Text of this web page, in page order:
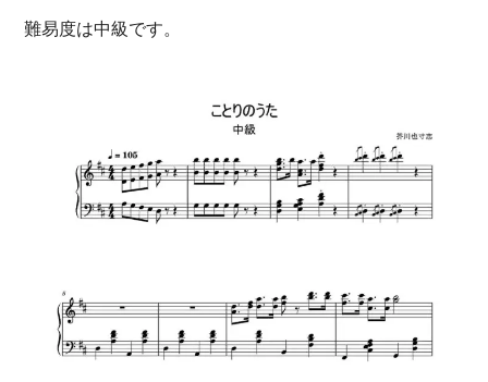
難易度は中級です。